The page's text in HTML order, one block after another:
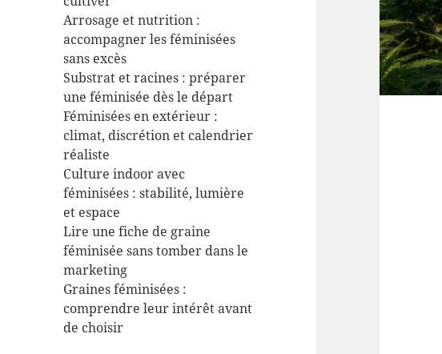
Arrosage et nutrition :
accompagner les féminisées
sans excès
Substrat et racines : préparer
une féminisée dès le départ
Féminisées en extérieur :
climat, discrétion et calendrier
réaliste
Culture indoor avec
féminisées : stabilité, lumière
et espace
Lire une fiche de graine
féminisée sans tomber dans le
marketing
Graines féminisées :
comprendre leur intérêt avant
de choisir